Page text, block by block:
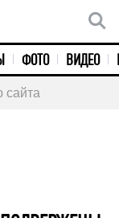
ФОТО ВИДЕО
сайта